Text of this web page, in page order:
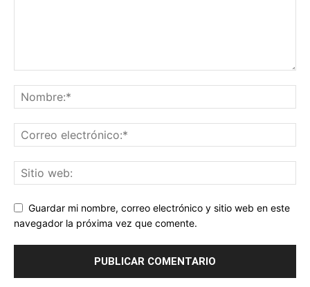
Guardar mi nombre, correo electrónico y sitio web en este
navegador la próxima vez que comente.